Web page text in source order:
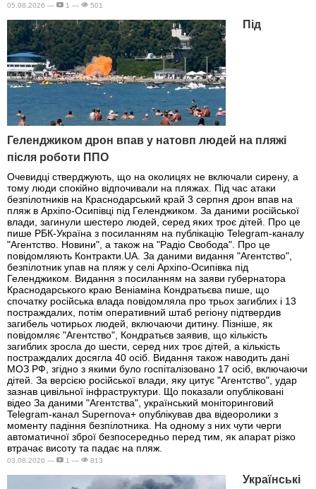
05.08.2026 — 1 — 501
Під
Геленджиком дрон впав у натовп людей на пляжі
після роботи ППО
Очевидці стверджують, що на околицях не включали сирену, а
тому люди спокійно відпочивали на пляжах. Під час атаки
безпілотників на Краснодарський край 3 серпня дрон впав на
пляж в Архіпо-Осипівці під Геленджиком. За даними російської
влади, загинули шестеро людей, серед яких троє дітей. Про це
пише РБК-Україна з посиланням на публікацію Telegram-каналу
"Агентство. Новини", а також на "Радіо Свобода". Про це
повідомляють Контракти.UA. За даними видання "Агентство",
безпілотник упав на пляж у селі Архіпо-Осипівка під
Геленджиком. Видання з посиланням на заяви губернатора
Краснодарського краю Веніаміна Кондратьєва пише, що
спочатку російська влада повідомляла про трьох загиблих і 13
постраждалих, потім оперативний штаб регіону підтвердив
загибель чотирьох людей, включаючи дитину. Пізніше, як
повідомляє "Агентство", Кондратьєв заявив, що кількість
загиблих зросла до шести, серед них троє дітей, а кількість
постраждалих досягла 40 осіб. Видання також наводить дані
МОЗ РФ, згідно з якими було госпіталізовано 17 осіб, включаючи
дітей. За версією російської влади, яку цитує "Агентство", удар
зазнав цивільної інфраструктури. Що показали опубліковані
відео За даними "Агентства", український моніторинговий
Telegram-канал Supernova+ опублікував два відеоролики з
моменту падіння безпілотника. На одному з них чути черги
автоматичної зброї безпосередньо перед тим, як апарат різко
втрачає висоту та падає на пляж.
03.08.2026 — 1 — 813
Українські